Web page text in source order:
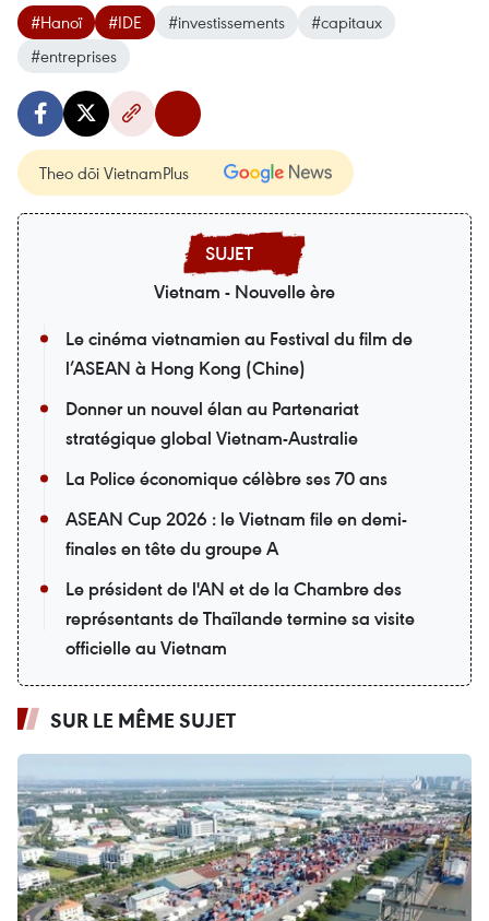
#Hanoï #IDE #investissements
#capitaux
#entreprises
Theo dõi VietnamPlus
Vietnam - Nouvelle ère
Le cinéma vietnamien au Festival du film de
l’ASEAN à Hong Kong (Chine)
Donner un nouvel élan au Partenariat
stratégique global Vietnam-Australie
La Police économique célèbre ses 70 ans
ASEAN Cup 2026 : le Vietnam file en demi-
finales en tête du groupe A
Le président de l'AN et de la Chambre des
représentants de Thaïlande termine sa visite
officielle au Vietnam
SUR LE MÊME SUJET